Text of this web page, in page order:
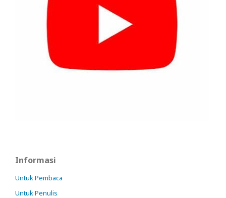
Informasi
Untuk Pembaca
Untuk Penulis